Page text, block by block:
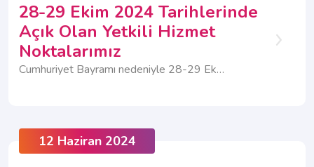
28-29 Ekim 2024 Tarihlerinde
Açık Olan Yetkili Hizmet
Noktalarımız
Cumhuriyet Bayramı nedeniyle 28-29 Ekim 2024 tarihleri arasında Müşteri İlişkileri Merkezimiz kapalı olacaktır. 28-29 Ekim 2024 tarihlerinde ise...
12 Haziran 2024